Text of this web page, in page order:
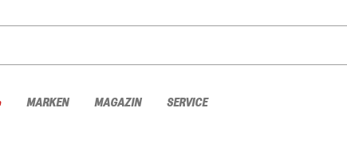
MARKEN MAGAZIN SERVICE